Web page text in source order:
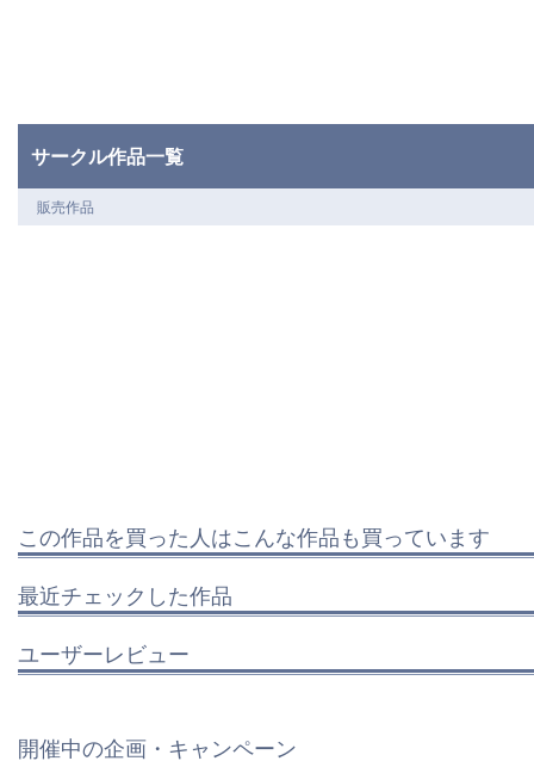
サークル作品一覧
販売作品
この作品を買った人はこんな作品も買っています
最近チェックした作品
ユーザーレビュー
開催中の企画・キャンペーン